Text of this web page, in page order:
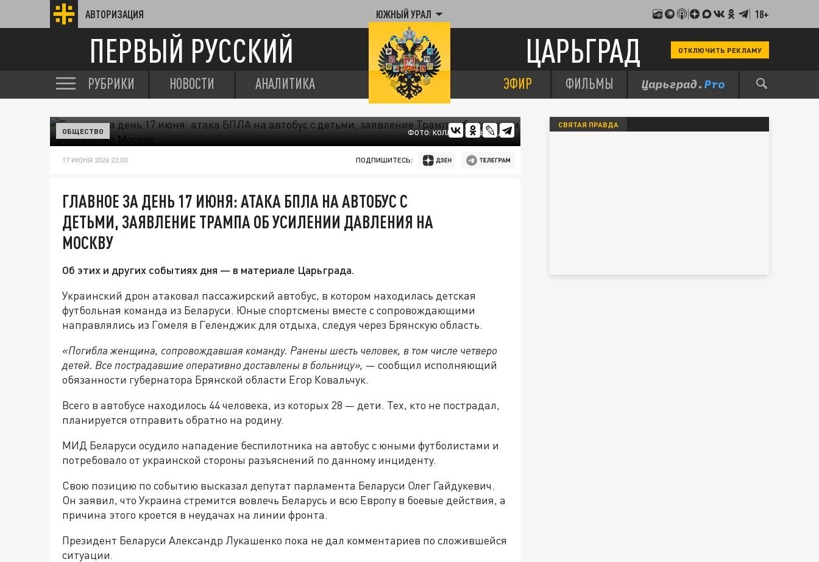
АВТОРИЗАЦИЯ ЮЖНЫЙ УРАЛ 18+
ПЕРВЫЙ РУССКИЙ ЦАРЬГРАД ОТКЛЮЧИТЬ РЕКЛАМУ
РУБРИКИ НОВОСТИ АНАЛИТИКА ЭФИР ФИЛЬМЫ
ФОТО: КОЛЛАЖ ЦАРЬГРАДА
ОБЩЕСТВО
17 ИЮНЯ 2026 22:03 ПОДПИШИТЕСЬ:
ГЛАВНОЕ ЗА ДЕНЬ 17 ИЮНЯ: АТАКА БПЛА НА АВТОБУС С
ДЕТЬМИ, ЗАЯВЛЕНИЕ ТРАМПА ОБ УСИЛЕНИИ ДАВЛЕНИЯ НА
МОСКВУ
Об этих и других событиях дня — в материале Царьграда.
Украинский дрон атаковал пассажирский автобус, в котором находилась детская
футбольная команда из Беларуси. Юные спортсмены вместе с сопровождающими
направлялись из Гомеля в Геленджик для отдыха, следуя через Брянскую область.
«Погибла женщина, сопровождавшая команду. Ранены шесть человек, в том числе четверо
детей. Все пострадавшие оперативно доставлены в больницу», — сообщил исполняющий
обязанности губернатора Брянской области Егор Ковальчук.
Всего в автобусе находилось 44 человека, из которых 28 — дети. Тех, кто не пострадал,
планируется отправить обратно на родину.
МИД Беларуси осудило нападение беспилотника на автобус с юными футболистами и
потребовало от украинской стороны разъяснений по данному инциденту.
Свою позицию по событию высказал депутат парламента Беларуси Олег Гайдукевич.
Он заявил, что Украина стремится вовлечь Беларусь и всю Европу в боевые действия, а
причина этого кроется в неудачах на линии фронта.
Президент Беларуси Александр Лукашенко пока не дал комментариев по сложившейся
ситуации.
СВЯТАЯ ПРАВДА